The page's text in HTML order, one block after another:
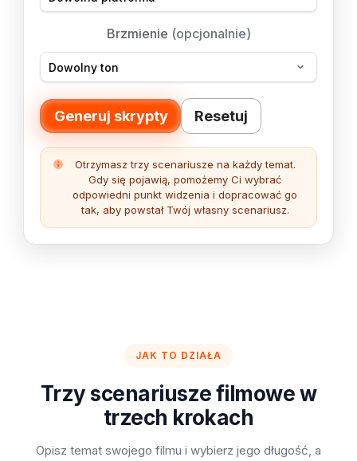
Brzmienie (opcjonalnie)
Generuj skrypty Resetuj
Otrzymasz trzy scenariusze na każdy temat.
Gdy się pojawią, pomożemy Ci wybrać
odpowiedni punkt widzenia i dopracować go
tak, aby powstał Twój własny scenariusz.
JAK TO DZIAŁA
Trzy scenariusze filmowe w
trzech krokach
Opisz temat swojego filmu i wybierz jego długość, a